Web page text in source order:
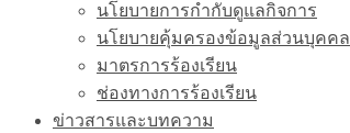
นโยบายการกำกับดูแลกิจการ
นโยบายคุ้มครองข้อมูลส่วนบุคคล
มาตรการร้องเรียน
ช่องทางการร้องเรียน
ข่าวสารและบทความ